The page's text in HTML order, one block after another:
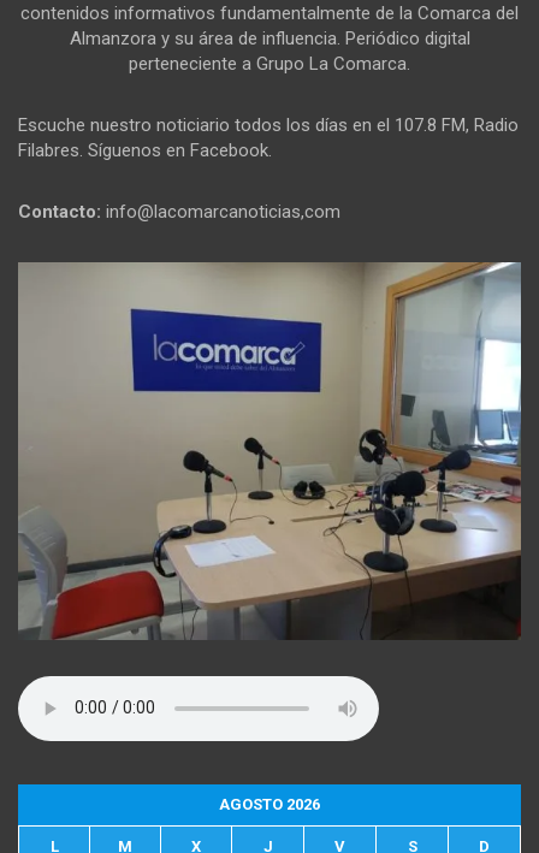
contenidos informativos fundamentalmente de la Comarca del
Almanzora y su área de influencia. Periódico digital
perteneciente a Grupo La Comarca.
Escuche nuestro noticiario todos los días en el 107.8 FM, Radio
Filabres. Síguenos en Facebook.
Contacto: info@lacomarcanoticias,com
AGOSTO 2026
L M X J V S D